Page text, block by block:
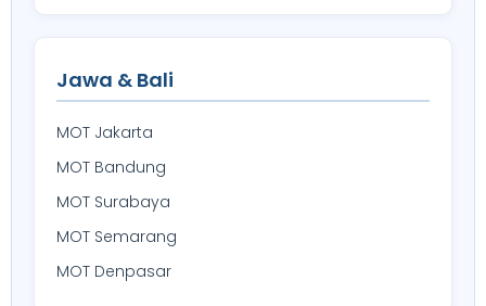
Jawa & Bali
MOT Jakarta
MOT Bandung
MOT Surabaya
MOT Semarang
MOT Denpasar